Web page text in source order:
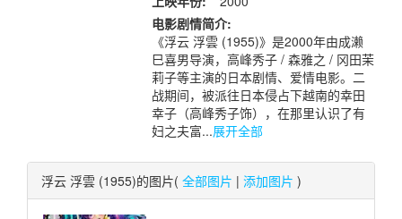
电影剧情简介:
《浮云 浮雲 (1955)》是2000年由成濑
巳喜男导演，高峰秀子 / 森雅之 / 冈田茉
莉子等主演的日本剧情、爱情电影。二
战期间，被派往日本侵占下越南的幸田
幸子（高峰秀子饰），在那里认识了有
妇之夫富...展开全部
浮云 浮雲 (1955)的图片( 全部图片 | 添加图片 )